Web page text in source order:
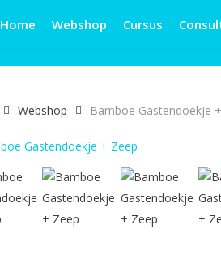
Home Webshop Cursus
Webshop Bamboe Gastendoekje